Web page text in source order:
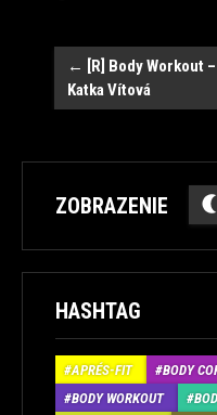
Post
navigation
← [R] Body Workout –
Katka Vítová
ZOBRAZENIE
HASHTAG
APRÉS-FIT BODY
BODY WORKOUT